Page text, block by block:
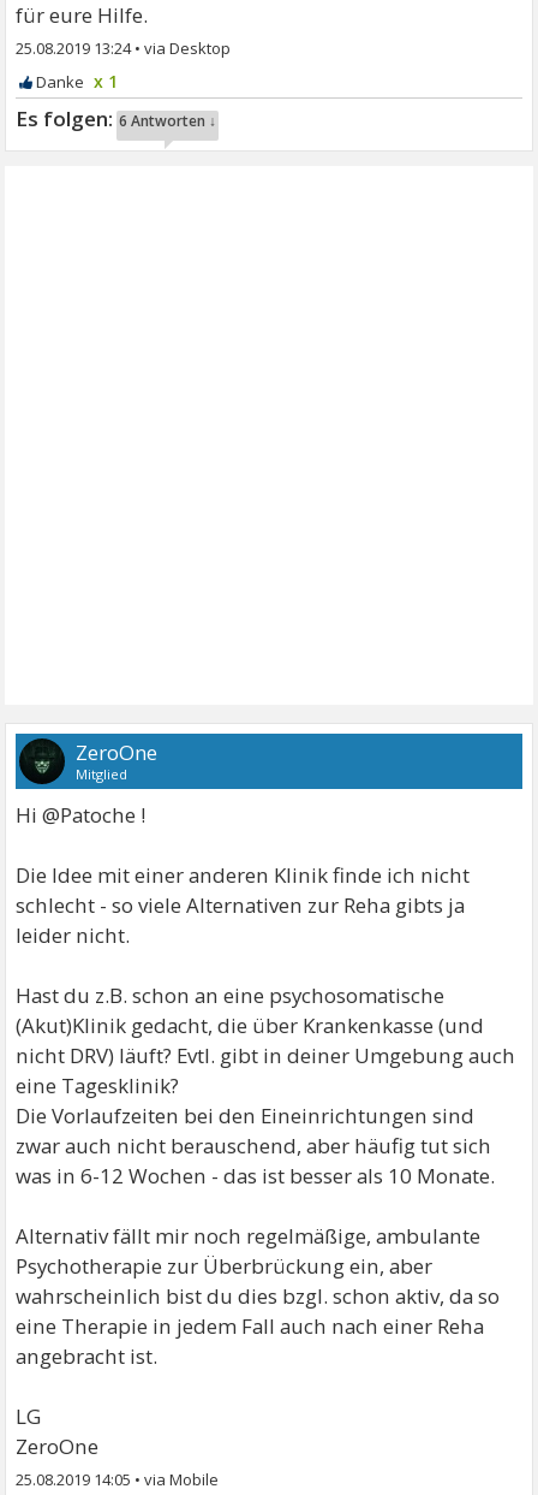
für eure Hilfe.
25.08.2019 13:24•
x 1
6 Antworten ↓
ZeroOne
Mitglied
Hi @Patoche !
Die Idee mit einer anderen Klinik finde ich nicht
schlecht - so viele Alternativen zur Reha gibts ja
leider nicht.
Hast du z.B. schon an eine psychosomatische
(Akut)Klinik gedacht, die über Krankenkasse (und
nicht DRV) läuft? Evtl. gibt in deiner Umgebung auch
eine Tagesklinik?
Die Vorlaufzeiten bei den Eineinrichtungen sind
zwar auch nicht berauschend, aber häufig tut sich
was in 6-12 Wochen - das ist besser als 10 Monate.
Alternativ fällt mir noch regelmäßige, ambulante
Psychotherapie zur Überbrückung ein, aber
wahrscheinlich bist du dies bzgl. schon aktiv, da so
eine Therapie in jedem Fall auch nach einer Reha
angebracht ist.
LG
ZeroOne
25.08.2019 14:05 •